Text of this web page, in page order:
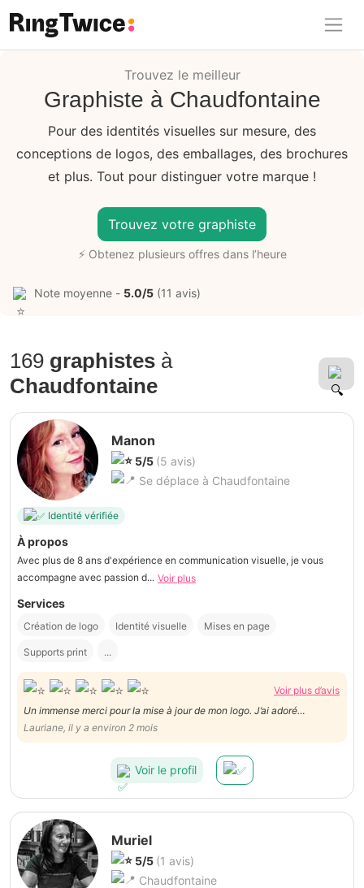
Ring Twice
Trouvez le meilleur
Graphiste à Chaudfontaine
Pour des identités visuelles sur mesure, des
conceptions de logos, des emballages, des brochures
et plus. Tout pour distinguer votre marque !
Trouvez votre graphiste
⚡ Obtenez plusieurs offres dans l’heure
Note moyenne - 5.0/5 (11 avis)
169 graphistes à
Chaudfontaine
Manon
5/5 (5 avis)
Se déplace à Chaudfontaine
Identité vérifiée
À propos
Avec plus de 8 ans d'expérience en communication visuelle, je vous
accompagne avec passion d... Voir plus
Services
Création de logo Identité visuelle Mises en page
Supports print ...
Voir plus d’avis
Un immense merci pour la mise à jour de mon logo. J’ai adoré
l’accompagnement, l’écoute et la créativité dont Manon a fait preuve.
Le résultat est exactement ce que j’espérais.
Lauriane, il y a environ 2 mois
Voir le profil
Muriel
5/5 (1 avis)
Chaudfontaine